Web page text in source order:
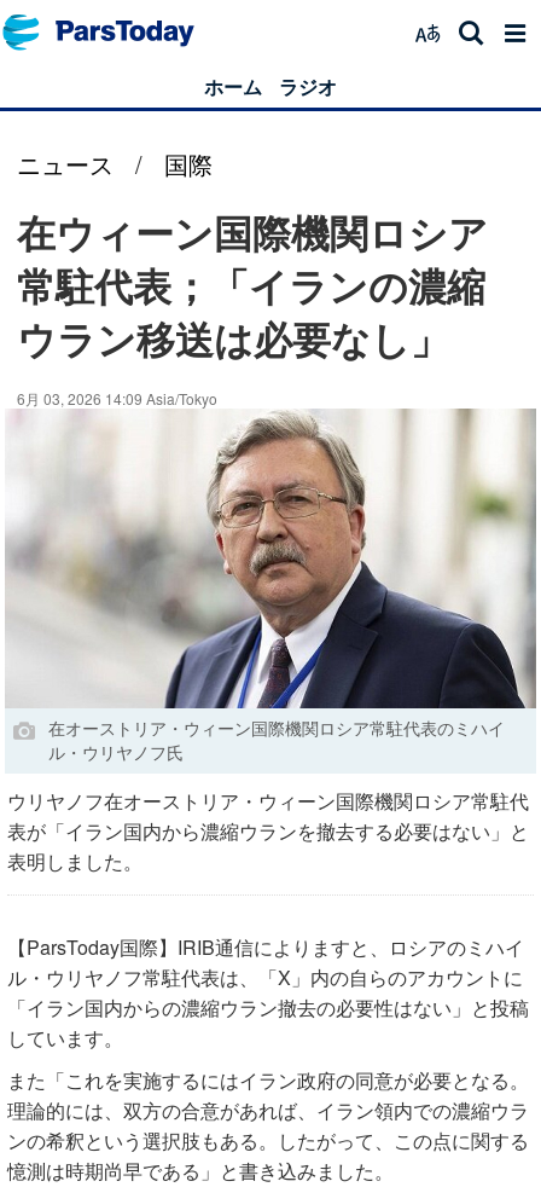
ホーム ラジオ
ニュース / 国際
在ウィーン国際機関ロシア
常駐代表；「イランの濃縮
ウラン移送は必要なし」
6月 03, 2026 14:09 Asia/Tokyo
在オーストリア・ウィーン国際機関ロシア常駐代表のミハイ
ル・ウリヤノフ氏
ウリヤノフ在オーストリア・ウィーン国際機関ロシア常駐代
表が「イラン国内から濃縮ウランを撤去する必要はない」と
表明しました。
【ParsToday国際】IRIB通信によりますと、ロシアのミハイ
ル・ウリヤノフ常駐代表は、「X」内の自らのアカウントに
「イラン国内からの濃縮ウラン撤去の必要性はない」と投稿
しています。
また「これを実施するにはイラン政府の同意が必要となる。
理論的には、双方の合意があれば、イラン領内での濃縮ウラ
ンの希釈という選択肢もある。したがって、この点に関する
憶測は時期尚早である」と書き込みました。